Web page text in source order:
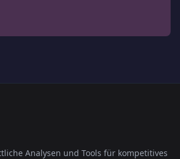
Analysen und Tools für kompetitives